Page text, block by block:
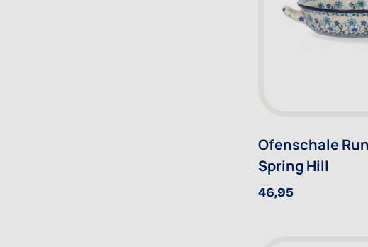
Ofenschale
Spring Hill
46,95